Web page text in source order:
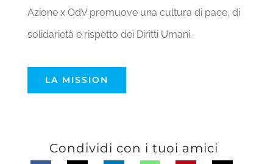
Azione x OdV promuove una cultura di pace, di
solidarietà e rispetto dei Diritti Umani.
LA MISSION
Condividi con i tuoi amici